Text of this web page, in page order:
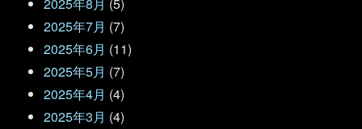
2025年8月 (5)
2025年7月 (7)
2025年6月 (11)
2025年5月 (7)
2025年4月 (4)
2025年3月 (4)